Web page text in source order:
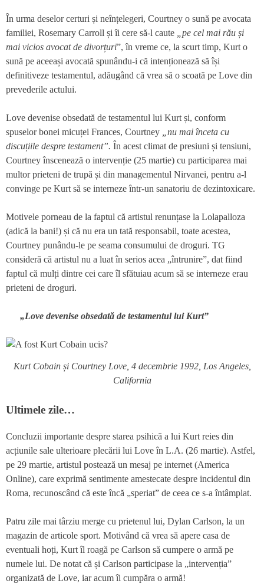
În urma deselor certuri și neînțelegeri, Courtney o sună pe avocata
familiei, Rosemary Carroll și îi cere să-l caute
„pe cel mai rău și
mai vicios avocat de divorțuri”, în vreme ce, la scurt timp, Kurt o
sună pe aceeași avocată spunându-i că intenționează să își
definitiveze testamentul, adăugând că vrea să o scoată pe Love din
prevederile actului.
Love devenise obsedată de testamentul lui Kurt și, conform
spuselor bonei micuței Frances, Courtney
„nu mai înceta cu
discuțiile despre testament”. În acest climat de presiuni și tensiuni,
Courtney înscenează o intervenție (25 martie) cu participarea mai
multor prieteni de trupă și din managementul Nirvanei, pentru a-l
convinge pe Kurt să se interneze într-un sanatoriu de dezintoxicare.
Motivele porneau de la faptul că artistul renunțase la Lolapalloza
(adică la bani!) și că nu era un tată responsabil, toate acestea,
Courtney punându-le pe seama consumului de droguri. TG
consideră că artistul nu a luat în serios acea „întrunire”, dat fiind
faptul că mulți dintre cei care îl sfătuiau acum să se interneze erau
prieteni de droguri.
„Love devenise obsedată de testamentul lui Kurt”
Kurt Cobain și Courtney Love, 4 decembrie 1992, Los Angeles,
California
Ultimele zile…
Concluzii importante despre starea psihică a lui Kurt reies din
acțiunile sale ulterioare plecării lui Love în L.A. (26 martie). Astfel,
pe 29 martie, artistul postează un mesaj pe internet (America
Online), care exprimă sentimente amestecate despre incidentul din
Roma, recunoscând că este încă „speriat” de ceea ce s-a întâmplat.
Patru zile mai târziu merge cu prietenul lui, Dylan Carlson, la un
magazin de articole sport. Motivând că vrea să apere casa de
eventuali hoți, Kurt îl roagă pe Carlson să cumpere o armă pe
numele lui. De notat că și Carlson participase la „intervenția”
organizată de Love, iar acum îi cumpăra o armă!